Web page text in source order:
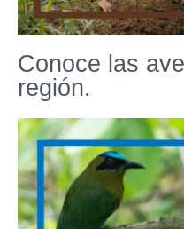
Conoce las
región.